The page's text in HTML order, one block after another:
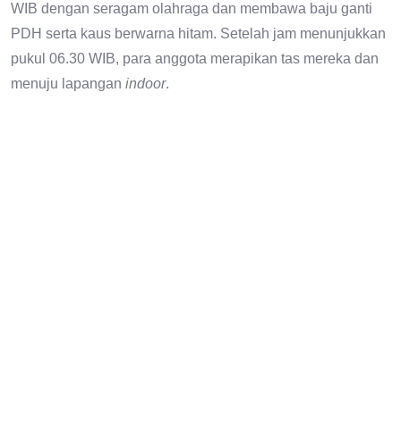
WIB dengan seragam olahraga dan membawa baju ganti
PDH serta kaus berwarna hitam. Setelah jam menunjukkan
pukul 06.30 WIB, para anggota merapikan tas mereka dan
menuju lapangan indoor.